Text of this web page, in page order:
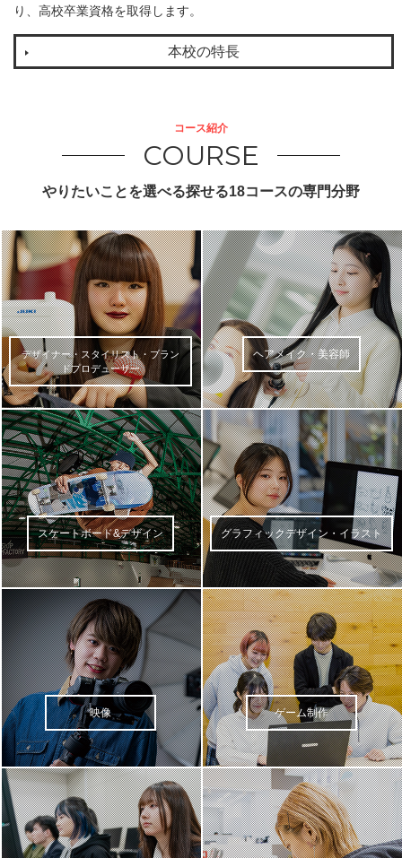
り、高校卒業資格を取得します。
本校の特長
コース紹介
COURSE
やりたいことを選べる探せる18コースの専門分野
デザイナー・スタイリスト・ブラン
ドプロデューサー
ヘアメイク・美容師
スケートボード&デザイン グラフィックデザイン・イラスト
映像 ゲーム制作